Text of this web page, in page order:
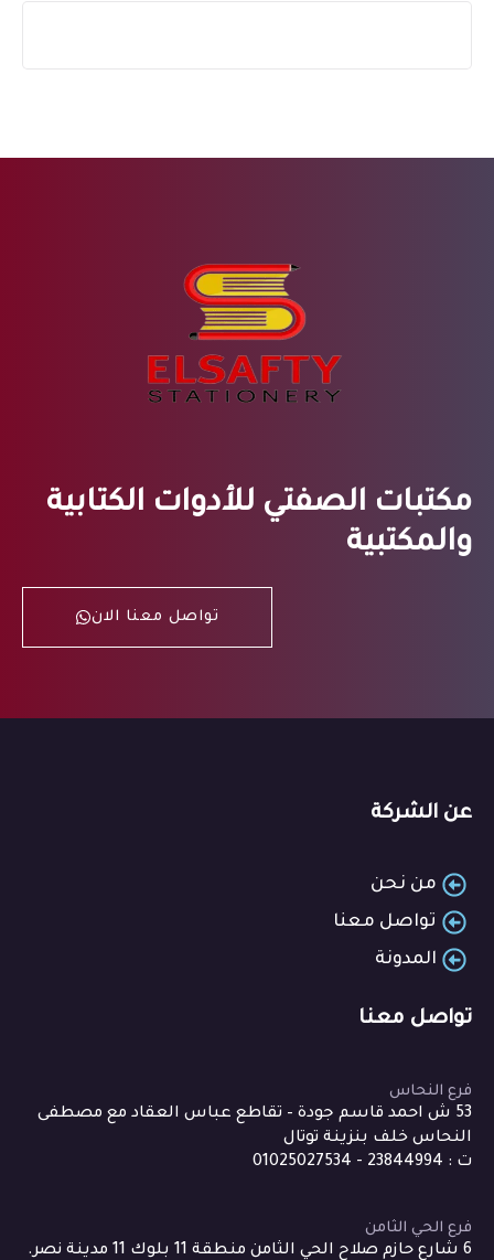
مكتبات الصفتي للأدوات الكتابية
والمكتبية
تواصل معنا الان
عن الشركة
من نحن
تواصل معنا
المدونة
تواصل معنا
فرع النحاس
53 ش احمد قاسم جودة – تقاطع عباس العقاد مع مصطفى
النحاس خلف بنزينة توتال
ت : 23844994 - 01025027534
فرع الحي الثامن
6 شارع حازم صلاح الحي الثامن منطقة 11 بلوك 11 مدينة نصر.